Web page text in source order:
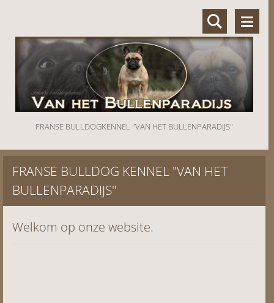
FRANSE BULLDOGKENNEL "VAN HET BULLENPARADIJS"
FRANSE BULLDOG KENNEL "VAN HET
BULLENPARADIJS"
Welkom op onze website.